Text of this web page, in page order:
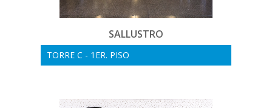
SALLUSTRO
TORRE C - 1ER. PISO